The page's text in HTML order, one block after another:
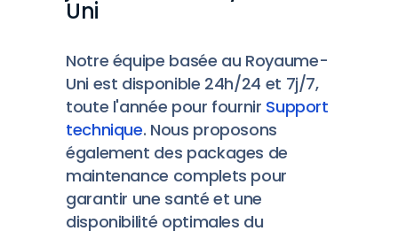
Uni
Notre équipe basée au Royaume-
Uni est disponible 24h/24 et 7j/7,
toute l'année pour fournir Support
technique. Nous proposons
également des packages de
maintenance complets pour
garantir une santé et une
disponibilité optimales du